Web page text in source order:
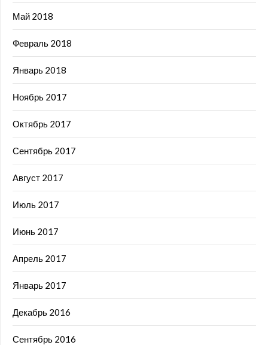
Май 2018
Февраль 2018
Январь 2018
Ноябрь 2017
Октябрь 2017
Сентябрь 2017
Август 2017
Июль 2017
Июнь 2017
Апрель 2017
Январь 2017
Декабрь 2016
Сентябрь 2016